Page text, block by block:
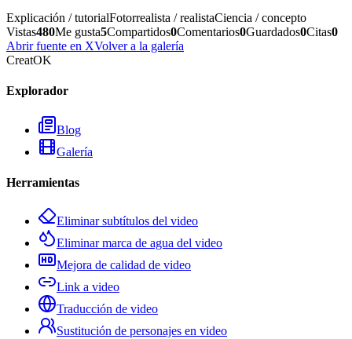
Explicación / tutorialFotorrealista / realistaCiencia / concepto
Vistas480Me gusta5Compartidos0Comentarios0Guardados0Citas0
Abrir fuente en XVolver a la galería
CreatOK
Explorador
Blog
Galería
Herramientas
Eliminar subtítulos del video
Eliminar marca de agua del video
Mejora de calidad de video
Link a video
Traducción de video
Sustitución de personajes en video